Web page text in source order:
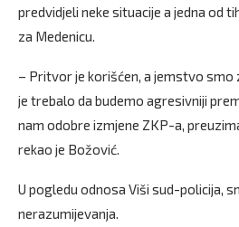
predvidjeli neke situacije a jedna od
za Medenicu.
– Pritvor je korišćen, a jemstvo smo
je trebalo da budemo agresivniji
nam odobre izmjene ZKP-a,
rekao je Božović.
U pogledu odnosa Viši sud-policija,
nerazumijevanja.